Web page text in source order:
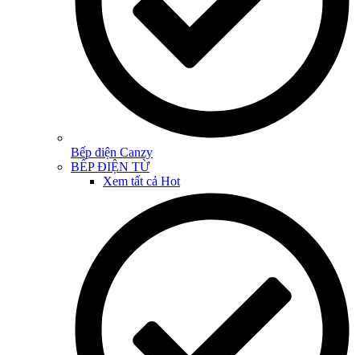
Bếp điện Canzy
BẾP ĐIỆN TỪ
Xem tất cả Hot